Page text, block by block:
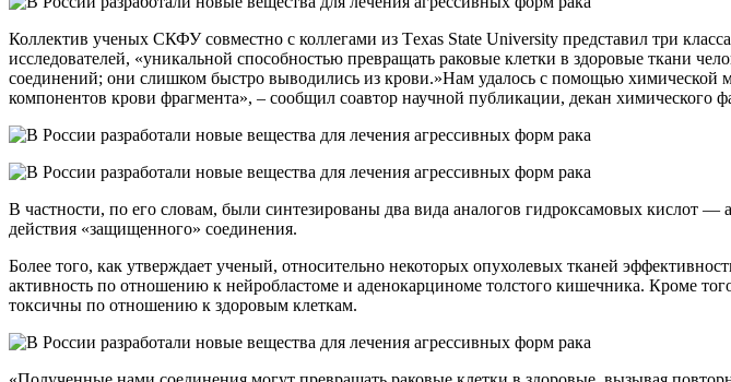
Коллектив ученых СКФУ совместно с коллегами из Тexas State University представил три
исследователей, «уникальной способностью превращать раковые клетки в здоровые ткани
соединений; они слишком быстро выводились из крови.»Нам удалось с помощью химической
компонентов крови фрагмента», – сообщил соавтор научной публикации, декан химического
В частности, по его словам, были синтезированы два вида аналогов гидроксамовых кислот
действия «защищенного» соединения.
Более того, как утверждает ученый, относительно некоторых опухолевых тканей
активность по отношению к нейробластоме и аденокарциноме толстого кишечника. Кроме
токсичны по отношению к здоровым клеткам.